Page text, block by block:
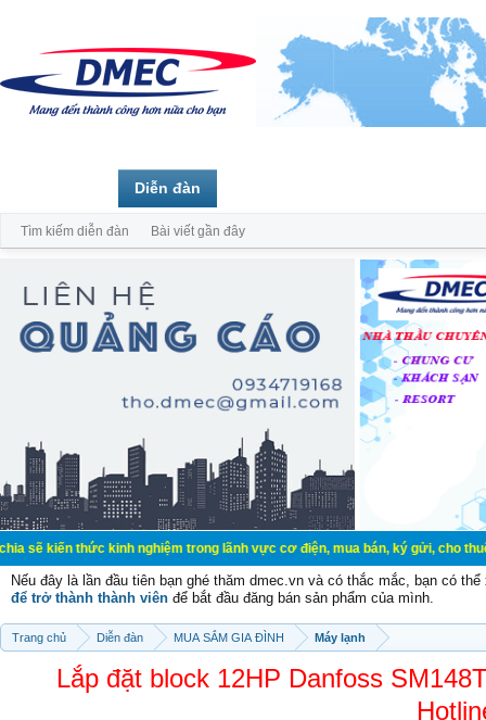
kinh nghiệm trong lãnh vực cơ điện, mua bán, ký gửi, cho thuê hàng
Nếu đây là lần đầu tiên bạn ghé thăm dmec.vn và có thắc mắc, bạn có
để trở thành thành viên để bắt đầu đăng bán sản phẩm của mình.
Trang chủ Diễn đàn MUA SẮM GIA ĐÌNH Máy lạnh
Lắp đặt block 12HP Danfoss
Diễn đàn
Tìm kiếm diễn đàn Bài viết gần đây